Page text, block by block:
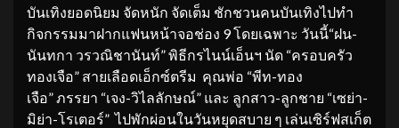
บันเทิงยอดนิยม จัดหนัก จัดเต็ม ชักชวนคนบันเทิงไปทำ
กิจกรรมมาฝากแฟนหน้าจอช่อง 9 โดยเฉพาะ วันนี้“ฝน-
นันทกา วรวณิชานันท์” พิธีกรไนน์เอ็นฯ นัด “ครอบครัว
ทองเจือ” สายเลือดเอ็กซ์ตรีม คุณพ่อ “พีท-ทอง
เจือ” ภรรยา “เจง-วิไลลักษณ์” และ ลูกสาว-ลูกชาย “เซย่า-
มิย่า-โรเตอร์” ไปพักผ่อนในวันหยุดสบาย ๆ เล่นเซิร์ฟสเก็ต